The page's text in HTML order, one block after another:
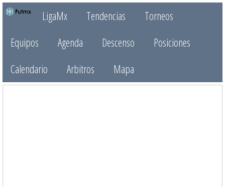
LigaMx Tendencias
Torneos
Equipos
Agenda Descenso
Posiciones
Calendario
Arbitros Mapa